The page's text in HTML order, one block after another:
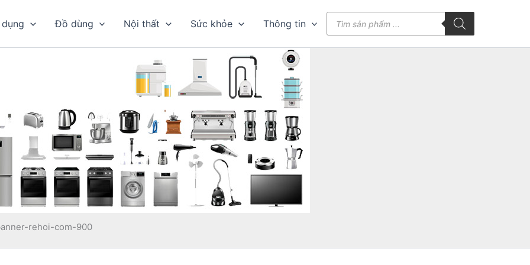
Đồ dùng Nội thất Sức khỏe Thông tin
kiếm
rehoi-com-900